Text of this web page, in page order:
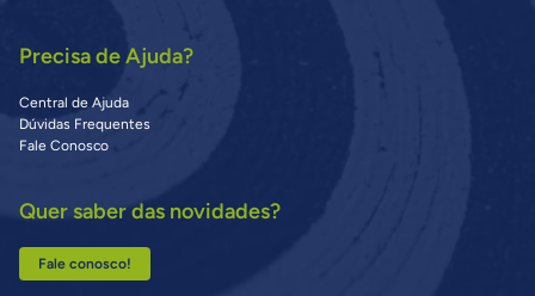
Precisa de Ajuda?
Central de Ajuda
Dúvidas Frequentes
Fale Conosco
Quer saber das novidades?
Fale conosco!